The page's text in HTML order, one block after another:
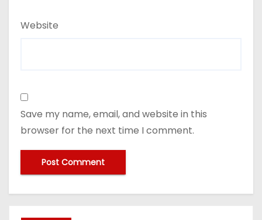
Website
Save my name, email, and website in this
browser for the next time I comment.